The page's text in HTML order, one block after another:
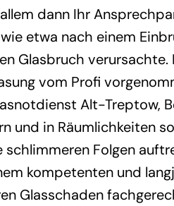
dann Ihr
etwa nach einem
Glasbruch verursachte.
vom Profi
Alt-Treptow,
und in Räumlichkeiten
Folgen
kompetenten und
Glasschaden